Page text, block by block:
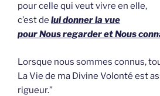
pour celle qui veut vivre en elle,
c’est de lui donner la vue
pour Nous regarder et Nous
Lorsque nous sommes connus,
La Vie de ma Divine Volonté est
rigueur.”